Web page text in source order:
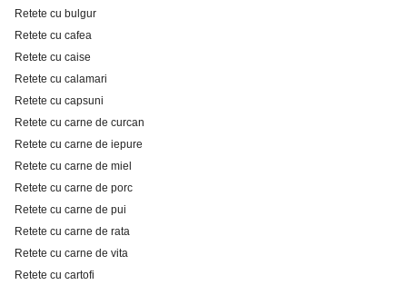
Retete cu bulgur
Retete cu cafea
Retete cu caise
Retete cu calamari
Retete cu capsuni
Retete cu carne de curcan
Retete cu carne de iepure
Retete cu carne de miel
Retete cu carne de porc
Retete cu carne de pui
Retete cu carne de rata
Retete cu carne de vita
Retete cu cartofi